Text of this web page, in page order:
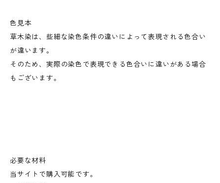
色見本
草木染は、些細な染色条件の違いによって表現される色合い
が違います。
そのため、実際の染色で表現できる色合いに違いがある場合
もございます。
必要な材料
当サイトで購入可能です。